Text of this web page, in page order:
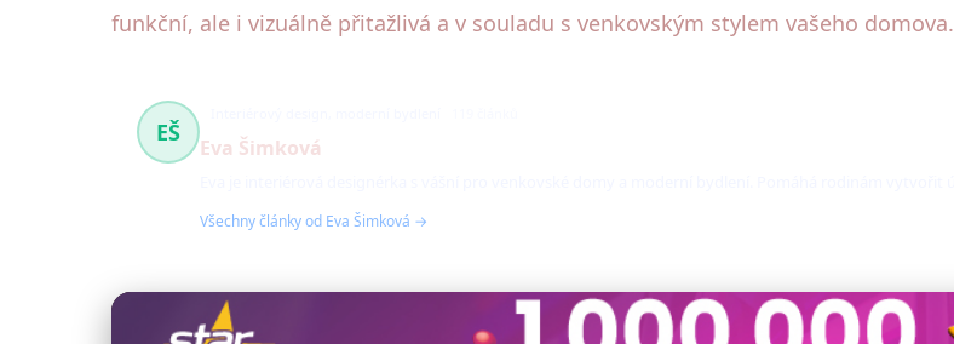
funkční, ale i vizuálně přitažlivá a v souladu s venkovským stylem vašeho domova.
EŠ
Eva Šimková
Všechny články od Eva Šimková →